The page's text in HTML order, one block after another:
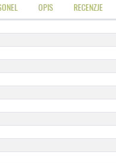
OPIS RECENZJE